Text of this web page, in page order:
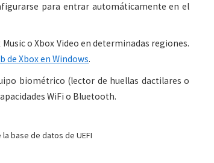
para entrar automáticamente en el
o Xbox Video en determinadas regiones.
de Xbox en Windows.
biométrico (lector de huellas dactilares o
WiFi o Bluetooth.
base de datos de UEFI